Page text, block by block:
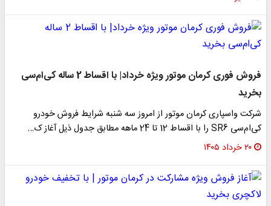
فروش فوری کرمان موتور ویژه خرداد| با اقساط 2 ساله کی‌ام‌سی
بخرید
شرکت واسپاری کرمان موتور از امروز سه شنبه شرایط فروش خودرو
کی‌ام‌سی SR6 را با اقساط 12 تا 24 ماهه مطابق جدول ذیل آغاز ک…
۲۰ خرداد ۱۴۰۵